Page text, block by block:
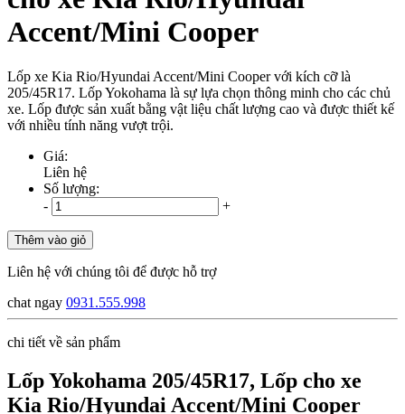
Accent/Mini Cooper
Lốp xe Kia Rio/Hyundai Accent/Mini Cooper với kích cỡ là
205/45R17. Lốp Yokohama là sự lựa chọn thông minh cho các chủ
xe. Lốp được sản xuất bằng vật liệu chất lượng cao và được thiết kế
với nhiều tính năng vượt trội.
Giá:
Liên hệ
Số lượng:
-
+
Thêm vào giỏ
Liên hệ với chúng tôi để được hỗ trợ
chat ngay 0931.555.998
chi tiết về sản phẩm
Lốp Yokohama 205/45R17, Lốp cho xe
Kia Rio/Hyundai Accent/Mini Cooper